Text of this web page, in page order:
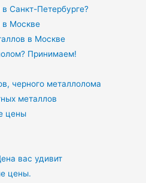
Санкт-Петербурге?
в Москве
в Москве
Принимаем!
черного металлолома
металлов
цены
вас удивит
цены.